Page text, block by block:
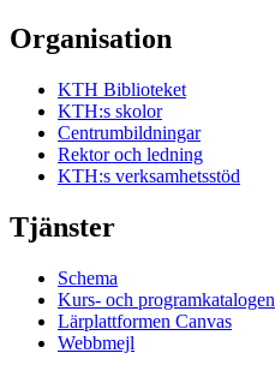
Organisation
KTH Biblioteket
KTH:s skolor
Centrumbildningar
Rektor och ledning
KTH:s verksamhetsstöd
Tjänster
Schema
Kurs- och programkatalogen
Lärplattformen Canvas
Webbmejl